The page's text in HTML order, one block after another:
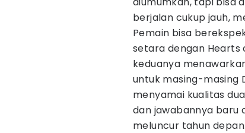
berjalan cukup jauh,
Pemain bisa
setara dengan Hearts
keduanya
untuk masing-masing
menyamai kualitas
dan jawabannya baru
meluncur tahun depan.